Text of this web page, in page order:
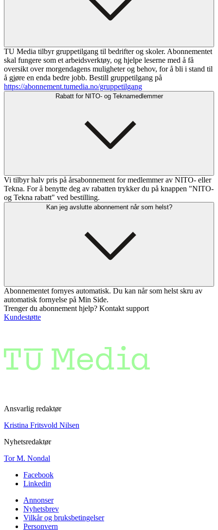
TU Media tilbyr gruppetilgang til bedrifter og skoler. Abonnementet
skal fungere som et arbeidsverktøy, og hjelpe leserne med å få
oversikt over morgendagens muligheter og behov, for å bli i stand til
å gjøre en enda bedre jobb. Bestill gruppetilgang på
https://abonnement.tumedia.no/gruppetilgang
Rabatt for NITO- og Teknamedlemmer
Vi tilbyr halv pris på årsabonnement for medlemmer av NITO- eller
Tekna. For å benytte deg av rabatten trykker du på knappen "NITO-
og Tekna rabatt" ved bestilling.
Kan jeg avslutte abonnement når som helst?
Abonnementet fornyes automatisk. Du kan når som helst skru av
automatisk fornyelse på Min Side.
Trenger du abonnement hjelp? Kontakt support
Kundestøtte
Ansvarlig redaktør
Kristina Fritsvold Nilsen
Nyhetsredaktør
Tor M. Nondal
Facebook
Linkedin
Annonser
Nyhetsbrev
Vilkår og bruksbetingelser
Personvern